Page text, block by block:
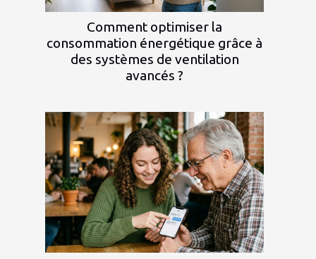
Comment optimiser la
consommation énergétique grâce à
des systèmes de ventilation
avancés ?